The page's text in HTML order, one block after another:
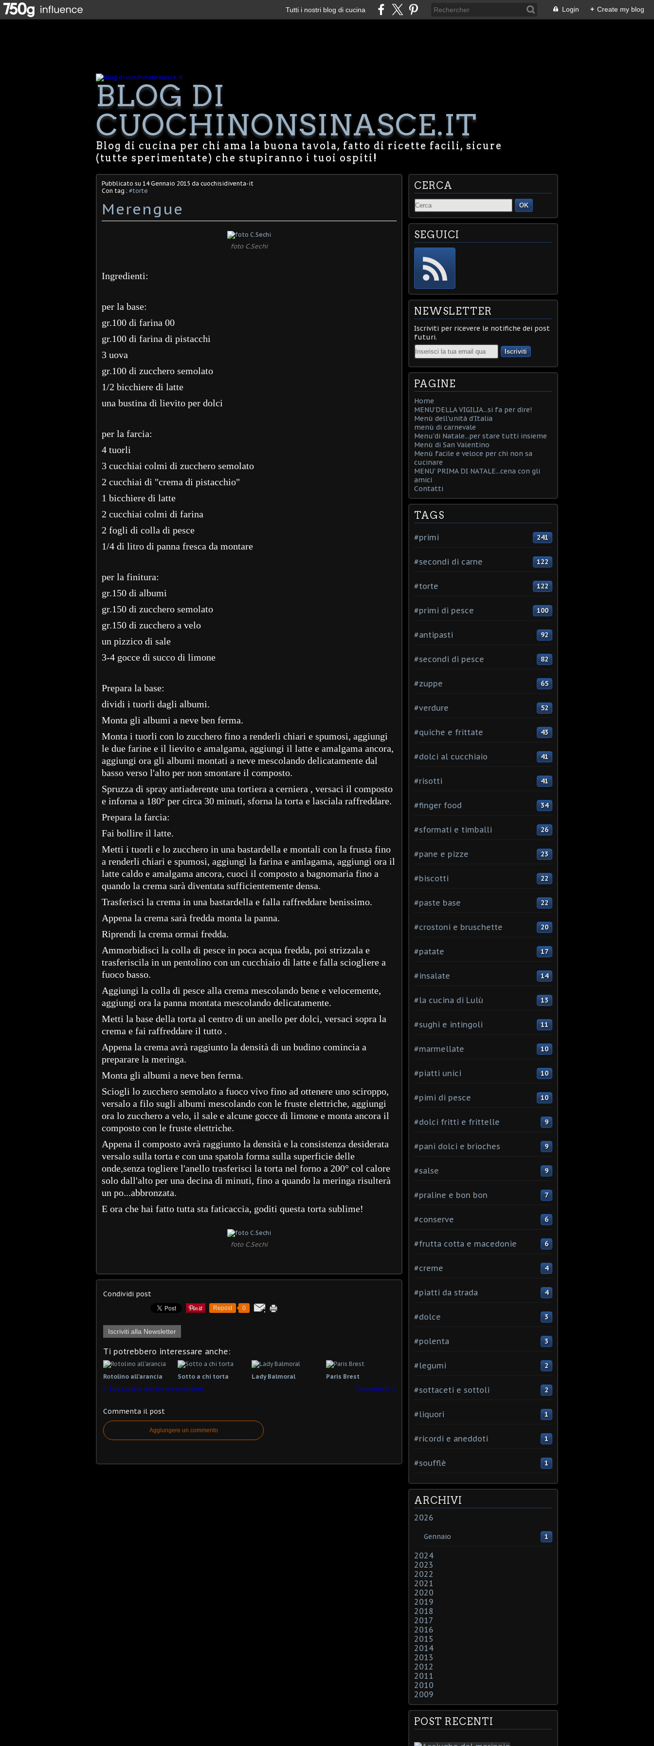
Tutti i nostri blog di cucina Login + Create my blog
BLOG DI
CUOCHINONSINASCE.IT
Blog di cucina per chi ama la buona tavola, fatto di ricette facili, sicure
(tutte sperimentate) che stupiranno i tuoi ospiti!
Pubblicato su 14 Gennaio 2015 da cuochisidiventa-it
Con tag : #torte
Merengue
foto C.Sechi
Ingredienti:
per la base:
gr.100 di farina 00
gr.100 di farina di pistacchi
3 uova
gr.100 di zucchero semolato
1/2 bicchiere di latte
una bustina di lievito per dolci
per la farcia:
4 tuorli
3 cucchiai colmi di zucchero semolato
2 cucchiai di "crema di pistacchio"
1 bicchiere di latte
2 cucchiai colmi di farina
2 fogli di colla di pesce
1/4 di litro di panna fresca da montare
per la finitura:
gr.150 di albumi
gr.150 di zucchero semolato
gr.150 di zucchero a velo
un pizzico di sale
3-4 gocce di succo di limone
Prepara la base:
dividi i tuorli dagli albumi.
Monta gli albumi a neve ben ferma.
Monta i tuorli con lo zucchero fino a renderli chiari e spumosi, aggiungi
le due farine e il lievito e amalgama, aggiungi il latte e amalgama ancora,
aggiungi ora gli albumi montati a neve mescolando delicatamente dal
basso verso l'alto per non smontare il composto.
Spruzza di spray antiaderente una tortiera a cerniera , versaci il composto
e inforna a 180° per circa 30 minuti, sforna la torta e lasciala raffreddare.
Prepara la farcia:
Fai bollire il latte.
Metti i tuorli e lo zucchero in una bastardella e montali con la frusta fino
a renderli chiari e spumosi, aggiungi la farina e amlagama, aggiungi ora il
latte caldo e amalgama ancora, cuoci il composto a bagnomaria fino a
quando la crema sarà diventata sufficientemente densa.
Trasferisci la crema in una bastardella e falla raffreddare benissimo.
Appena la crema sarà fredda monta la panna.
Riprendi la crema ormai fredda.
Ammorbidisci la colla di pesce in poca acqua fredda, poi strizzala e
trasferiscila in un pentolino con un cucchiaio di latte e falla sciogliere a
fuoco basso.
Aggiungi la colla di pesce alla crema mescolando bene e velocemente,
aggiungi ora la panna montata mescolando delicatamente.
Metti la base della torta al centro di un anello per dolci, versaci sopra la
crema e fai raffreddare il tutto .
Appena la crema avrà raggiunto la densità di un budino comincia a
preparare la meringa.
Monta gli albumi a neve ben ferma.
Sciogli lo zucchero semolato a fuoco vivo fino ad ottenere uno sciroppo,
versalo a filo sugli albumi mescolando con le fruste elettriche, aggiungi
ora lo zucchero a velo, il sale e alcune gocce di limone e monta ancora il
composto con le fruste elettriche.
Appena il composto avrà raggiunto la densità e la consistenza desiderata
versalo sulla torta e con una spatola forma sulla superficie delle
onde,senza togliere l'anello trasferisci la torta nel forno a 200° col calore
solo dall'alto per una decina di minuti, fino a quando la meringa risulterà
un po...abbronzata.
E ora che hai fatto tutta sta faticaccia, goditi questa torta sublime!
foto C.Sechi
Condividi post
Repost 0
Iscriviti alla Newsletter
Ti potrebbero interessare anche:
Rotolino all'arancia Sotto a chi torta Lady Balmoral
Paris Brest
Spezzatino dei tre moschettieri
Cioccolotti
Commenta il post
Aggiungere un commento
CERCA
OK
SEGUICI
NEWSLETTER
Iscriviti per ricevere le notifiche dei post
futuri.
Email
PAGINE
Home
MENU'DELLA VIGILIA...si fa per dire!
Menù dell'unità d'Italia
menù di carnevale
Menu'di Natale...per stare tutti insieme
Menù di San Valentino
Menù facile e veloce per chi non sa
cucinare
MENU' PRIMA DI NATALE...cena con gli
amici
Contatti
TAGS
#primi 241
#secondi di carne 122
#torte 122
#primi di pesce 100
#antipasti 92
#secondi di pesce 82
#zuppe 65
#verdure 52
#quiche e frittate 43
#dolci al cucchiaio 41
#risotti 41
#finger food 34
#sformati e timballi 26
#pane e pizze 23
#biscotti 22
#paste base 22
#crostoni e bruschette 20
#patate 17
#insalate 14
#la cucina di Lulù 13
#sughi e intingoli 11
#marmellate 10
#piatti unici 10
#pimi di pesce 10
#dolci fritti e frittelle 9
#pani dolci e brioches 9
#salse 9
#praline e bon bon 7
#conserve 6
#frutta cotta e macedonie 6
#creme 4
#piatti da strada 4
#dolce 3
#polenta 3
#legumi 2
#sottaceti e sottoli 2
#liquori 1
#ricordi e aneddoti 1
#soufflè 1
ARCHIVI
2026
Gennaio 1
2024
2023
2022
2021
2020
2019
2018
2017
2016
2015
2014
2013
2012
2011
2010
2009
POST RECENTI